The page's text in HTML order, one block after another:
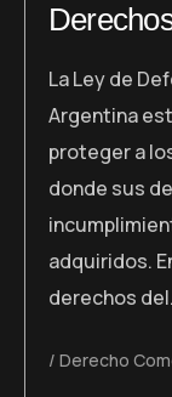
La Ley de
Argentina
proteger a
donde sus
adquiridos.
derechos
Derecho